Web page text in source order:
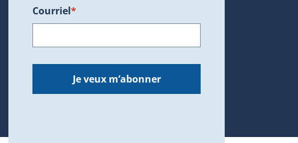
dans une nouvelle fenêtre.)
Courriel*
Je veux m’abonner